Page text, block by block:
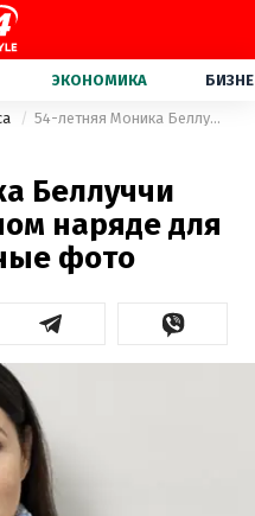
ЭКОНОМИКА
54-летняя Моника Беллуччи снялась в стильном наряде для глянца: эффектные фото
Беллуччи
наряде для
фото